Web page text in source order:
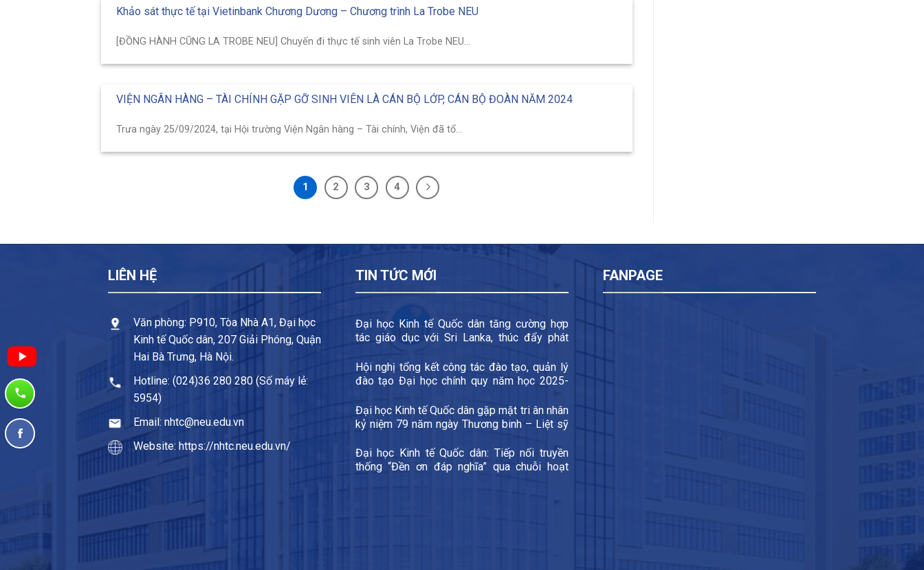
Khảo sát thực tế tại Vietinbank Chương Dương – Chương trình La Trobe NEU
[ĐỒNG HÀNH CŨNG LA TROBE NEU] Chuyến đi thực tế sinh viên La Trobe NEU...
VIỆN NGÂN HÀNG – TÀI CHÍNH GẶP GỠ SINH VIÊN LÀ CÁN BỘ LỚP, CÁN BỘ ĐOÀN NĂM 2024
Trưa ngày 25/09/2024, tại Hội trường Viện Ngân hàng – Tài chính, Viện đã tổ...
1 2 3 4
LIÊN HỆ
Văn phòng: P910, Tòa Nhà A1, Đại học
Kinh tế Quốc dân, 207 Giải Phóng, Quận
Hai Bà Trưng, Hà Nội.
Hotline: (024)36 280 280 (Số máy lẻ:
5954)
Email: nhtc@neu.edu.vn
Website: https://nhtc.neu.edu.vn/
TIN TỨC MỚI
Đại học Kinh tế Quốc dân tăng cường hợp
tác giáo dục với Sri Lanka, thúc đẩy phát
viên
Hội nghị tổng kết công tác đào tạo, quản lý
đào tạo Đại học chính quy năm học 2025-
năm học 2026-2027
Đại học Kinh tế Quốc dân gặp mặt tri ân nhân
kỷ niệm 79 năm ngày Thương binh – Liệt sỹ
Đại học Kinh tế Quốc dân: Tiếp nối truyền
thống “Đền ơn đáp nghĩa” qua chuỗi hoạt
FANPAGE